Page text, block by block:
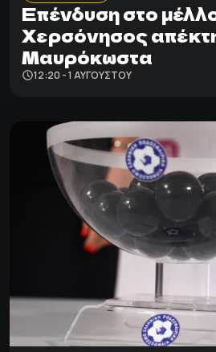
Επένδυση στο
Χερσόνησος
Μαυρόκωστα
12:20 - 1 ΑΥΓΟΎΣΤΟΥ